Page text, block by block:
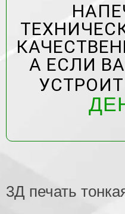
А ЕСЛИ
УСТРОИТ
3Д печать